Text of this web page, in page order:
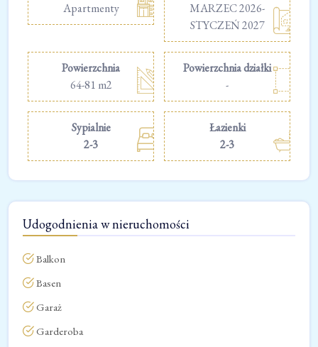
Apartmenty
MARZEC 2026-
STYCZEŃ 2027
Powierzchnia
64-81 m2
Powierzchnia działki
-
Sypialnie
2-3
Łazienki
2-3
Udogodnienia w nieruchomości
Balkon
Basen
Garaż
Garderoba